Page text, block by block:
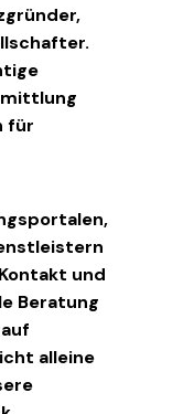
für
und
Beratung
alleine